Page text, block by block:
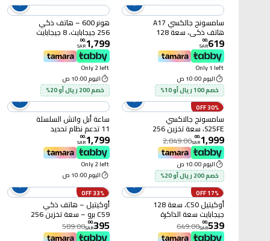
سامسونج جالكسي A17
هاتف ذكي، سعة 128
جيجابايت، رمادي، ثنائي
جيجابايت، يدعم شبكة LTE
619
.
00
SAR
Only 1 left
اليوم 10:00 ص
خصم 100 ريال أو 10%
هونر 600 – هاتف ذكي
256 جيجابايت، 8 جيجابايت
رام، 5G – أسود
1,799
.
00
SAR
Only 2 left
اليوم 10:00 ص
خصم 200 ريال أو 20%
30% OFF
سامسونج جالاكسي
S25FE، سعة تخزين 256
جيجابايت، رام 8 جيجابايت،
كحلي
1,999
.
00
SAR
2,849.00
اليوم 10:00 ص
خصم 200 ريال أو 20%
ساعة أبل واتش السلسلة
11 تدعم نظام تحديد
مللي متر بإطار ألومنيوم
فضي مع سوار رياضي لون
ليلكي ضبابي متوسط /
كبير (MEU74AF/A)
1,799
.
00
SAR
Only 2 left
اليوم 10:00 ص
17% OFF
أوكيتيل C50، سعة 128
جيجابايت سعة الذاكرة
الداخلية، 8 جيجابايت سعة
الرام، الجيل الخامس، أسود
539
.
00
SAR
649.00
33% OFF
أوكيتيل – هاتف ذكي
C59 برو – سعة تخزين 256
جيجابايت، 8 جيجابايت رام،
الجيل الرابع، رمادي
395
.
00
SAR
589.00